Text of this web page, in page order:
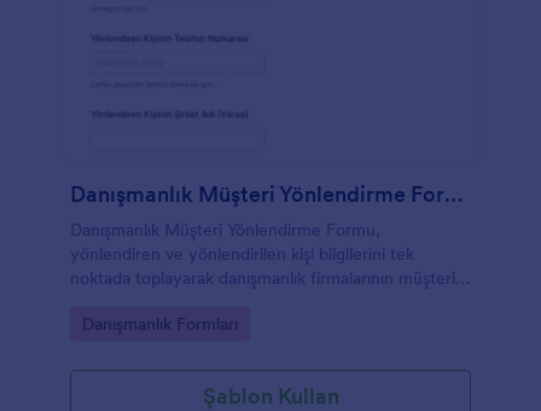
Danışmanlık Müşteri Yönlendirme Formu
Danışmanlık Müşteri Yönlendirme Formu,
yönlendiren ve yönlendirilen kişi bilgilerini tek
noktada toplayarak danışmanlık firmalarının müşteri
biçimde takip etmesine yardımcı olur.
Go to Category:
Danışmanlık Formları
Şablon Kullan